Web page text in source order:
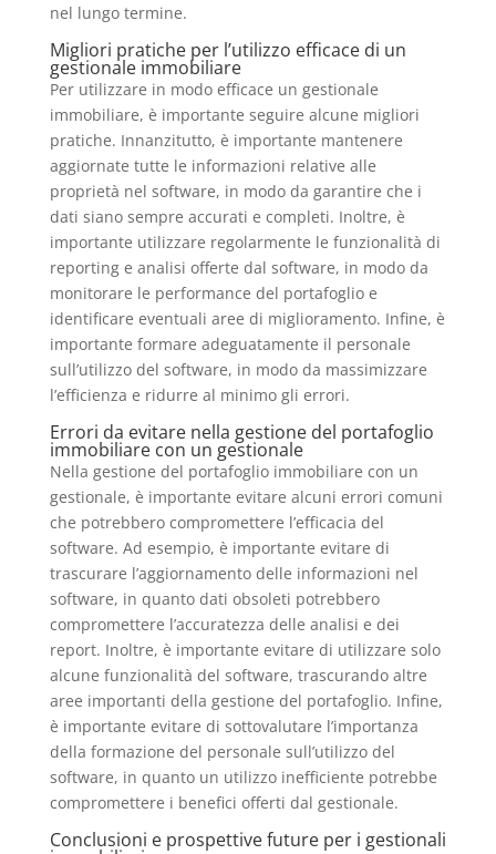
nel lungo termine.
Migliori pratiche per l’utilizzo efficace di un
gestionale immobiliare
Per utilizzare in modo efficace un gestionale
immobiliare, è importante seguire alcune migliori
pratiche. Innanzitutto, è importante mantenere
aggiornate tutte le informazioni relative alle
proprietà nel software, in modo da garantire che i
dati siano sempre accurati e completi. Inoltre, è
importante utilizzare regolarmente le funzionalità di
reporting e analisi offerte dal software, in modo da
monitorare le performance del portafoglio e
identificare eventuali aree di miglioramento. Infine, è
importante formare adeguatamente il personale
sull’utilizzo del software, in modo da massimizzare
l’efficienza e ridurre al minimo gli errori.
Errori da evitare nella gestione del portafoglio
immobiliare con un gestionale
Nella gestione del portafoglio immobiliare con un
gestionale, è importante evitare alcuni errori comuni
che potrebbero compromettere l’efficacia del
software. Ad esempio, è importante evitare di
trascurare l’aggiornamento delle informazioni nel
software, in quanto dati obsoleti potrebbero
compromettere l’accuratezza delle analisi e dei
report. Inoltre, è importante evitare di utilizzare solo
alcune funzionalità del software, trascurando altre
aree importanti della gestione del portafoglio. Infine,
è importante evitare di sottovalutare l’importanza
della formazione del personale sull’utilizzo del
software, in quanto un utilizzo inefficiente potrebbe
compromettere i benefici offerti dal gestionale.
Conclusioni e prospettive future per i gestionali